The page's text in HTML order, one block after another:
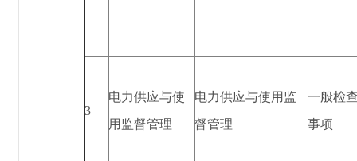
3
电力供应与使
用监督管理
电力供应与使用监
督管理
一般检
事项